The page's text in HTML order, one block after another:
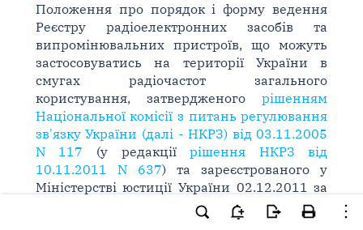
Положення про порядок і форму ведення
Реєстру радіоелектронних засобів та
випромінювальних пристроїв, що можуть
застосовуватись на території України в
смугах радіочастот загального
користування, затвердженогорішенням
Національної комісії з питань регулювання
зв'язку України (далі - НКРЗ) від 03.11.2005
N 117 (у редакціїрішення НКРЗ від
10.11.2011 N 637) та зареєстрованого у
Міністерстві юстиції України 02.12.2011 за
N 1391/20129, Національна комісія, що
здійснює державне регулювання у сфері